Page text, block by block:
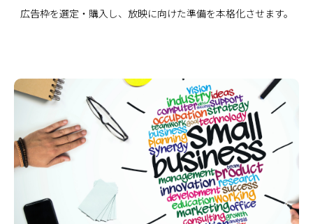
広告枠を選定・購入し、放映に向けた準備を本格化させます。